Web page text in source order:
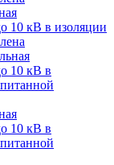
10 кВ в изоляции
10 кВ в